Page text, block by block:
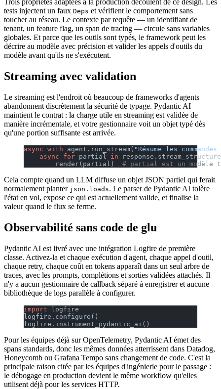
Trois propriétés adaptées à la production découlent de ce design. Les
tests injectent un faux Deps et vérifient le comportement sans
toucher au réseau. Le contexte par requête — un identifiant de
tenant, un feature flag, un span de tracing — circule sans variables
globales. Et parce que les outils sont typés, le framework peut les
décrire au modèle avec précision et valider les appels d'outils du
modèle avant qu'ils ne s'exécutent.
Streaming avec validation
Le streaming est l'endroit où beaucoup de frameworks d'agents
abandonnent discrètement la sécurité de typage. Pydantic AI
maintient le contrat : la charge utile en streaming est validée de
manière incrémentale, et votre gestionnaire voit un objet typé dès
qu'une portion suffisante est arrivée.
async with agent.run_stream( "Résume les
    async
for partial in
        render(partial)
# partial est un modèle
Cela compte quand un LLM diffuse un objet JSON partiel qui ferait
normalement planter json.loads. Le parser de Pydantic AI tolère
l'état en vol, expose ce qui est actuellement valide, et finalise la
valeur quand le flux se ferme.
Observabilité sans code de glu
Pydantic AI est livré avec une intégration Logfire de première
classe. Activez-la et chaque exécution d'agent, chaque appel d'outil,
chaque retry, chaque coût en tokens apparaît dans un seul arbre de
traces, avec les prompts, complétions et sorties validées attachés. Il
n'y a aucun gestionnaire de callback séparé à enregistrer et aucune
bibliothèque de logs parallèle à configurer.
import logfire
logfire.configure()
logfire.instrument_pydantic_ai()
Pour les équipes déjà sur OpenTelemetry, Pydantic AI émet des
spans standards, donc les mêmes données atterrissent dans Datadog,
Honeycomb ou Grafana Tempo sans changement de code. C'est la
principale raison citée par les équipes d'ingénierie pour le passage :
le débogage en production devient le même workflow qu'elles
utilisent déjà pour les services HTTP.